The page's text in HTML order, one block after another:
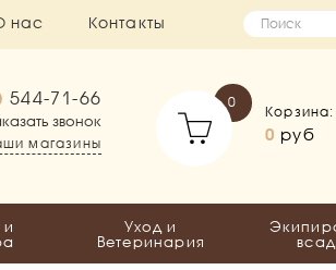
нас Контакты
544-71-66
звонок
магазины
0
Корзина:
0 руб
Уход и
Ветеринария